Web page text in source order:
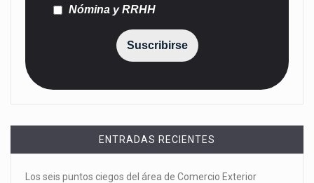
Nómina y RRHH
Suscribirse
ENTRADAS RECIENTES
Los seis puntos ciegos del área de Comercio Exterior